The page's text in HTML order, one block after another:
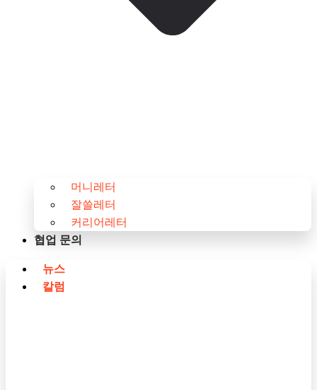
머니레터
잘쓸레터
커리어레터
협업 문의
뉴스
칼럼